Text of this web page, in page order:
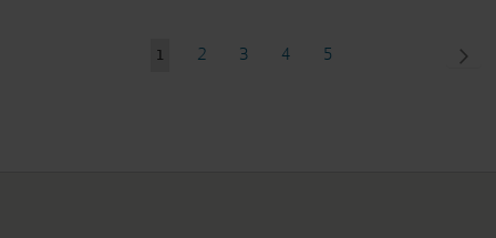
Sie
1 Seite
2 Seite
3 Seite
4 Seite
5